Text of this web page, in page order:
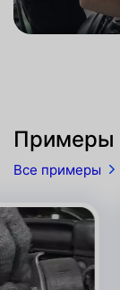
Примеры
Все примеры